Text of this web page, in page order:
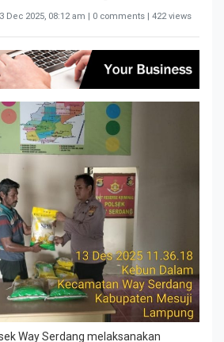
Dec 2025, 08:12 am | 0 comments | 422 views
Way Serdang melaksanakan